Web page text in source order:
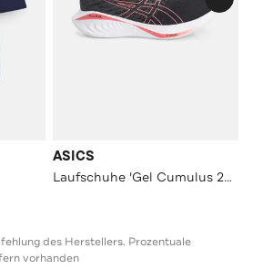
ASICS
Laufschuhe 'Gel Cumulus 25 MK' mehrfarbig
des Herstellers. Prozentuale
vorhanden